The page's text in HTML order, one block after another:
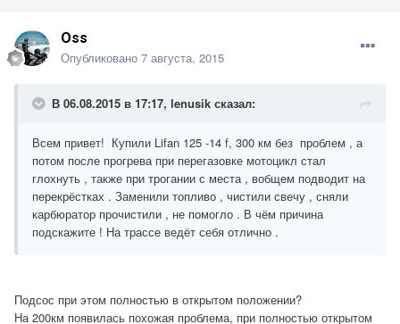
Oss
Опубликовано 7 августа, 2015
В 06.08.2015 в 17:17, lenusik сказал:
Всем привет! Купили Lifan 125 -14 f, 300 км без проблем , а
потом после прогрева при перегазовке мотоцикл стал
глохнуть , также при трогании с места , вобщем подводит на
перекрёстках . Заменили топливо , чистили свечу , сняли
карбюратор прочистили , не помогло . В чём причина
подскажите ! На трассе ведёт себя отлично .
Подсос при этом полностью в открытом положении?
На 200км появилась похожая проблема, при полностью открытом